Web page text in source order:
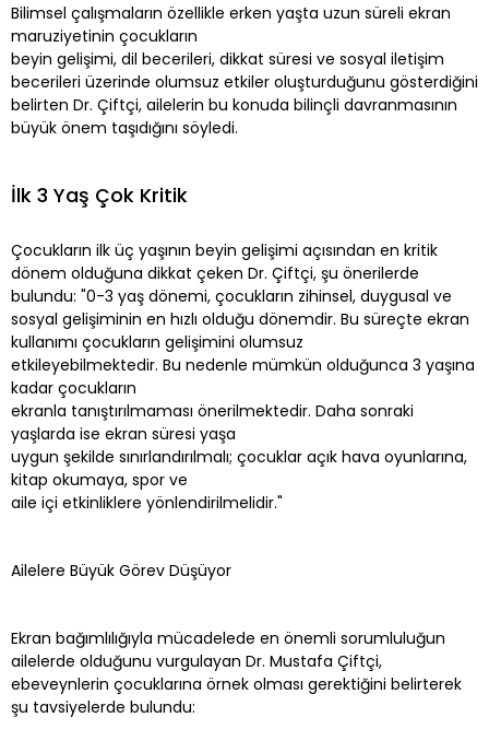
Bilimsel çalışmaların özellikle erken yaşta uzun süreli ekran
maruziyetinin çocukların
beyin gelişimi, dil becerileri, dikkat süresi ve sosyal iletişim
becerileri üzerinde olumsuz etkiler oluşturduğunu gösterdiğini
belirten Dr. Çiftçi, ailelerin bu konuda bilinçli davranmasının
büyük önem taşıdığını söyledi.
İlk 3 Yaş Çok Kritik
Çocukların ilk üç yaşının beyin gelişimi açısından en kritik
dönem olduğuna dikkat çeken Dr. Çiftçi, şu önerilerde
bulundu: "0-3 yaş dönemi, çocukların zihinsel, duygusal ve
sosyal gelişiminin en hızlı olduğu dönemdir. Bu süreçte ekran
kullanımı çocukların gelişimini olumsuz
etkileyebilmektedir. Bu nedenle mümkün olduğunca 3 yaşına
kadar çocukların
ekranla tanıştırılmaması önerilmektedir. Daha sonraki
yaşlarda ise ekran süresi yaşa
uygun şekilde sınırlandırılmalı; çocuklar açık hava oyunlarına,
kitap okumaya, spor ve
aile içi etkinliklere yönlendirilmelidir."
Ailelere Büyük Görev Düşüyor
Ekran bağımlılığıyla mücadelede en önemli sorumluluğun
ailelerde olduğunu vurgulayan Dr. Mustafa Çiftçi,
ebeveynlerin çocuklarına örnek olması gerektiğini belirterek
şu tavsiyelerde bulundu: